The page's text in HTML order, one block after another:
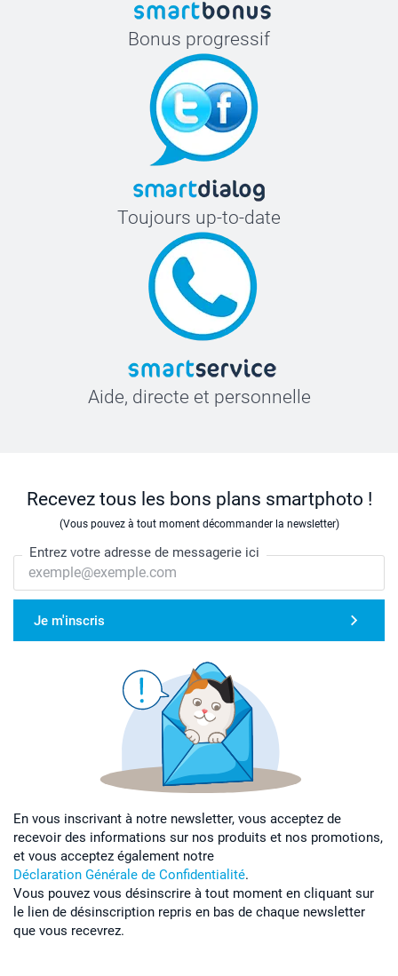
Bonus progressif
Toujours up-to-date
Aide, directe et personnelle
Recevez tous les bons plans smartphoto !
(Vous pouvez à tout moment décommander la newsletter)
Entrez votre adresse de messagerie ici
Je m'inscris
En vous inscrivant à notre newsletter, vous acceptez de
recevoir des informations sur nos produits et nos promotions,
et vous acceptez également notre
Déclaration Générale de Confidentialité.
Vous pouvez vous désinscrire à tout moment en cliquant sur
le lien de désinscription repris en bas de chaque newsletter
que vous recevrez.